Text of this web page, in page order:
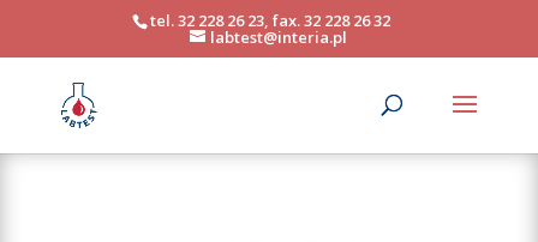
tel. 32 228 26 23, fax. 32 228 26 32
labtest@interia.pl